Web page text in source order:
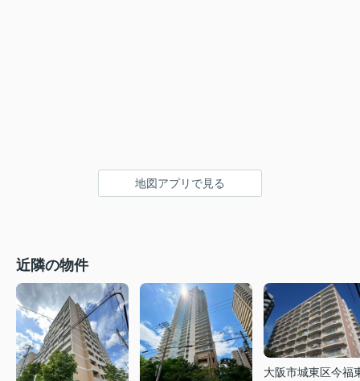
地図アプリで見る
近隣の物件
大阪市城東区今福